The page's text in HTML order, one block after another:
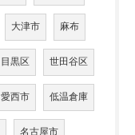
大津市 麻布
目黒区 世田谷区
愛西市 低温倉庫
名古屋市